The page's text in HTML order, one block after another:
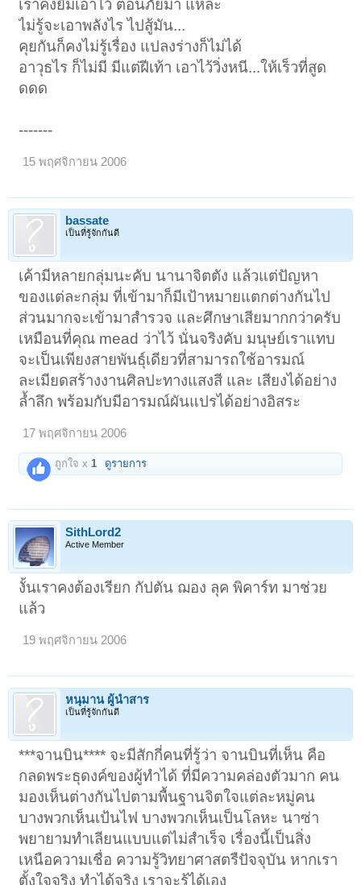
เราคงยิ้มเอาไว้ ตอนภัยมา แหล่ะ
ไม่รู้จะเอาพลังไร ไปสู้มัน...
คุยกันก็คงไม่รู้เรื่อง แปลงร่างก็ไม่ได้
อาวุธไร ก็ไม่มี มีแต่ฝีเท้า เอาไว้วิ่งหนี...ให้เร็วที่สูด
ดดด
-------
15 พฤศจิกายน 2006
bassate
เป็นที่รู้จักกันดี
เค้ามีหลายกลุ่มนะคับ นานาจิตตัง แล้วแต่ปัญหา
ของแต่ละกลุ่ม ที่เข้ามาก็มีเป้าหมายแตกต่างกันไป
ส่วนมากจะเข้ามาสำรวจ และศึกษาเสียมากกว่าครับ
เหมือนที่คุณ mead ว่าไว้ นั่นจริงคับ มนุษย์เราแทบ
จะเป็นเพียงสายพันธุ์เดียวที่สามารถใช้อารมณ์
ละเมียดสร้างงานศิลปะทางแสงสี และ เสียงได้อย่าง
ล้ำลึก พร้อมกับมีอารมณ์ผันแปรได้อย่างอิสระ
17 พฤศจิกายน 2006
ถูกใจ x 1 ดูรายการ
SithLord2
Active Member
งั้นเราคงต้องเรียก กัปตัน ฌอง ลุค พิคาร์ท มาช่วย
แล้ว
19 พฤศจิกายน 2006
หนุมาน ผู้นำสาร
เป็นที่รู้จักกันดี
***จานบิน**** จะมีสักกี่คนที่รู้ว่า จานบินที่เห็น คือ
กลดพระธุดงค์ของผู้ทำได้ ที่มีความคล่องตัวมาก คน
มองเห็นต่างกันไปตามพื้นฐานจิตใจแต่ละหมู่คน
บางพวกเห็นเป้นไฟ บางพวกเห็นเป็นโลหะ นาซ่า
พยายามทำเลียนแบบแต่ไม่สำเร็จ เรื่องนี้เป็นสิ่ง
เหนือความเชื่อ ความรู้วิทยาศาสตรืปัจจุบัน หากเรา
ตั้งใจจริง ทำได้จริง เราจะรู้ได้เอง